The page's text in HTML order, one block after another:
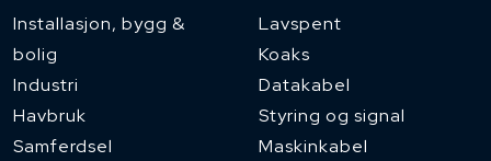
Installasjon, bygg &
bolig
Industri
Havbruk
Samferdsel
Lavspent
Koaks
Datakabel
Styring og signal
Maskinkabel